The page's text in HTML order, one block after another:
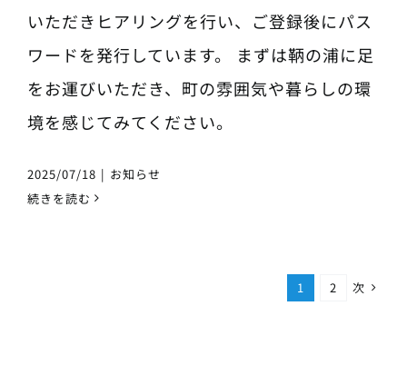
いただきヒアリングを行い、ご登録後にパス
ワードを発行しています。 まずは鞆の浦に足
をお運びいただき、町の雰囲気や暮らしの環
境を感じてみてください。
2025/07/18 | お知らせ
続きを読む
1 2 次